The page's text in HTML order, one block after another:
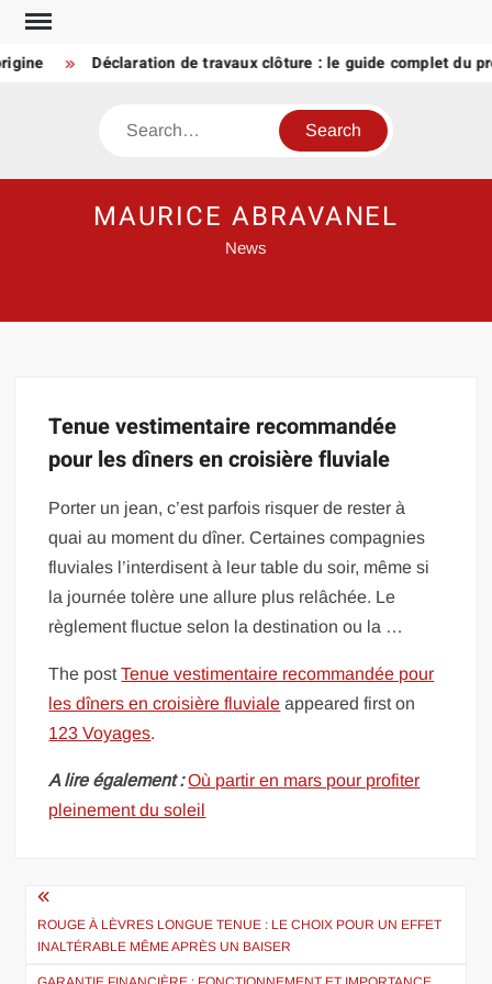
Skip
content
Déclaration de travaux clôture : le guide complet du
Search
MAURICE ABRAVANEL
News
Tenue vestimentaire recommandée
pour les dîners en croisière fluviale
Porter un jean, c’est parfois risquer de rester à
quai au moment du dîner. Certaines compagnies
fluviales l’interdisent à leur table du soir, même si
la journée tolère une allure plus relâchée. Le
règlement fluctue selon la destination ou la …
The postTenue vestimentaire recommandée pour
les dîners en croisière fluviale appeared first on
123 Voyages.
A lire également : Où partir en mars pour profiter
pleinement du soleil
Navigation
de
l’article
ROUGE À LÈVRES LONGUE TENUE : LE CHOIX POUR UN EFFET
INALTÉRABLE MÊME APRÈS UN BAISER